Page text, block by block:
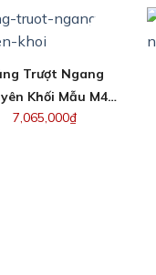
Trượt Ngang
Khối Mẫu M4K
Và M4KO
7,065,000₫